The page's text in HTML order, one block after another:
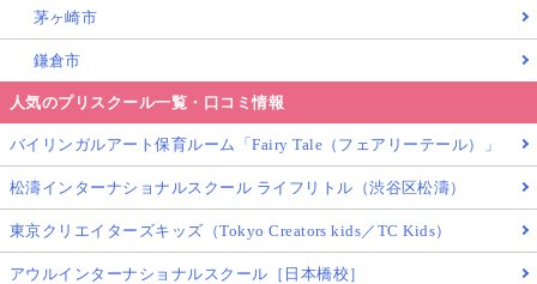
茅ヶ崎市
鎌倉市
人気のプリスクール一覧・口コミ情報
バイリンガルアート保育ルーム「Fairy Tale（フェアリーテール）」
松濤インターナショナルスクール ライフリトル（渋谷区松濤）
東京クリエイターズキッズ（Tokyo Creators kids／TC Kids）
アウルインターナショナルスクール［日本橋校］